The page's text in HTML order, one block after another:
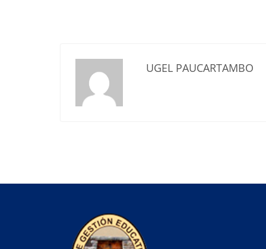
UGEL PAUCARTAMBO